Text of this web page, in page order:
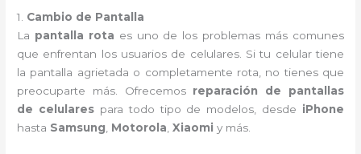
1. Cambio de Pantalla
La pantalla rota es uno de los problemas más comunes
que enfrentan los usuarios de celulares. Si tu celular tiene
la pantalla agrietada o completamente rota, no tienes que
preocuparte más. Ofrecemos reparación de pantallas
de celularespara todo tipo de modelos, desde iPhone
hasta Samsung Motorola ,Xiaomi y más.